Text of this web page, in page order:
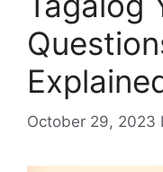
October 29, 2023